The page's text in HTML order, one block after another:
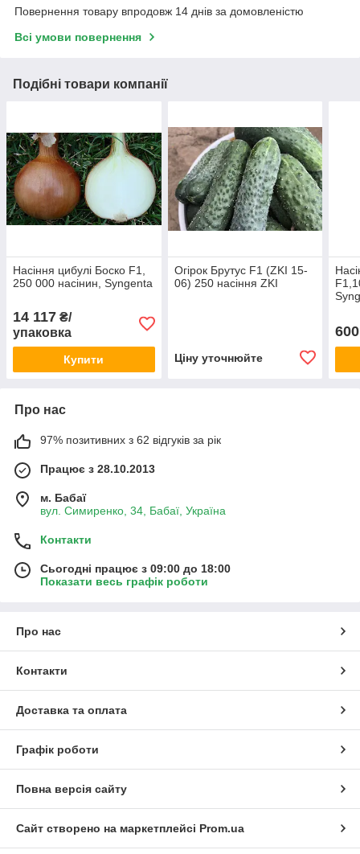
Повернення товару впродовж 14 днів за домовленістю
Всі умови повернення
Подібні товари компанії
Насіння цибулі Боско F1,
250 000 насінин, Syngenta
14 117 ₴/
упаковка
Купити
Огірок Брутус F1 (ZKI 15-
06) 250 насіння ZKI
Ціну уточнюйте
600
Про нас
97% позитивних з 62 відгуків за рік
Працює з 28.10.2013
м. Бабаї
вул. Симиренко, 34, Бабаї, Україна
Контакти
Сьогодні працює з 09:00 до 18:00
Показати весь графік роботи
Про нас
Контакти
Доставка та оплата
Графік роботи
Повна версія сайту
Сайт створено на маркетплейсі Prom.ua